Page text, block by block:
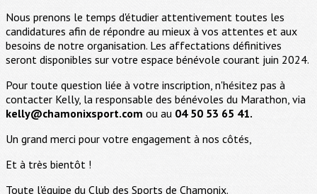
Nous prenons le temps d'étudier attentivement toutes les
candidatures afin de répondre au mieux à vos attentes et aux
besoins de notre organisation. Les affectations définitives
seront disponibles sur votre espace bénévole courant juin 2024.
Pour toute question liée à votre inscription, n'hésitez pas à
contacter Kelly, la responsable des bénévoles du Marathon, via
kelly@chamonixsport.com ou au 04 50 53 65 41.
Un grand merci pour votre engagement à nos côtés,
Et à très bientôt !
Toute l'équipe du Club des Sports de Chamonix.